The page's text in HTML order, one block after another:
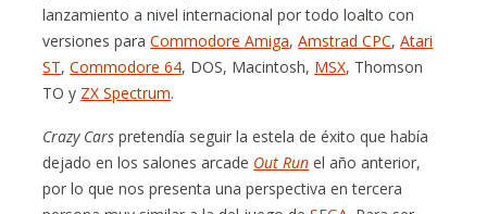
lanzamiento a nivel internacional por todo loalto con
versiones paraCommodore Amiga,Amstrad CPC,Atari
ST,Commodore 64, DOS, Macintosh, MSX, Thomson
TO y ZX Spectrum.
Crazy Cars pretendía seguir la estela de éxito que había
dejado en los salones arcade Out Run el año anterior,
por lo que nos presenta una perspectiva en tercera